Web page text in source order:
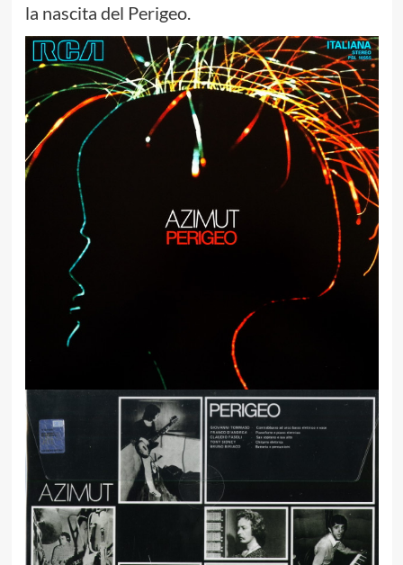
la nascita del Perigeo.